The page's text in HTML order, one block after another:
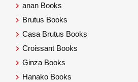
anan Books
Brutus Books
Casa Brutus Books
Croissant Books
Ginza Books
Hanako Books